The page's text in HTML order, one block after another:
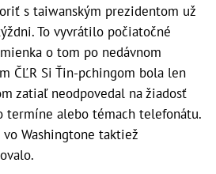
s taiwanským prezidentom už
To vyvrátilo počiatočné
o tom po nedávnom
ČĽR Si Ťin-pchingom bola len
zatiaľ neodpovedal na žiadosť
termíne alebo témach telefonátu.
Washingtone taktiež